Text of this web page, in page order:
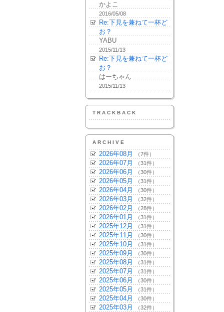
かよこ
2016/05/08
Re:下見を兼ねて一杯ど
お？
YABU
2015/11/13
Re:下見を兼ねて一杯ど
お？
はーちゃん
2015/11/13
TRACKBACK
ARCHIVE
2026年08月 （7件）
2026年07月 （31件）
2026年06月 （30件）
2026年05月 （31件）
2026年04月 （30件）
2026年03月 （32件）
2026年02月 （28件）
2026年01月 （31件）
2025年12月 （31件）
2025年11月 （30件）
2025年10月 （31件）
2025年09月 （30件）
2025年08月 （31件）
2025年07月 （31件）
2025年06月 （30件）
2025年05月 （31件）
2025年04月 （30件）
2025年03月 （32件）